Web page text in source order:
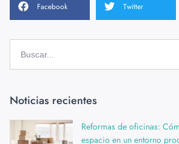
Facebook Twitter
Noticias recientes
Reformas de oficinas:
espacio en un entorno